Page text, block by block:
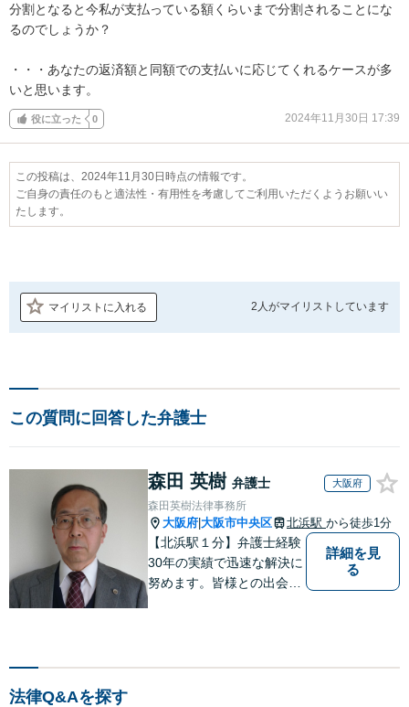
分割となると今私が支払っている額くらいまで分割されることにな
るのでしょうか？
・・・あなたの返済額と同額での支払いに応じてくれるケースが多
いと思います。
役に立った 0 2024年11月30日 17:39
この投稿は、2024年11月30日時点の情報です。
ご自身の責任のもと適法性・有用性を考慮してご利用いただくようお願いい
たします。
マイリストに入れる 2人がマイリストしています
この質問に回答した弁護士
森田 英樹 弁護士 大阪府
森田英樹法律事務所
大阪府 大阪市中央区 北浜駅 から徒歩1分
【北浜駅１分】弁護士経験
30年の実績で迅速な解決に
努めます。皆様との出会い
詳細を見
る
法律Q&Aを探す